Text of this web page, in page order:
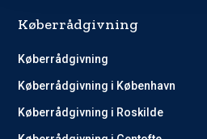
Køberrådgivning
Køberrådgivning
Køberrådgivning i København
Køberrådgivning i Roskilde